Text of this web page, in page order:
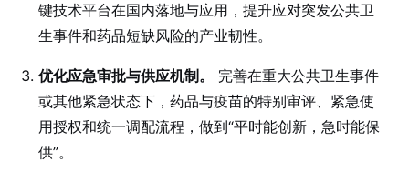
键技术平台在国内落地与应用，提升应对突发公共卫
生事件和药品短缺风险的产业韧性。
优化应急审批与供应机制。
完善在重大公共卫生事件
或其他紧急状态下，药品与疫苗的特别审评、紧急使
用授权和统一调配流程，做到“平时能创新，急时能保
供”。